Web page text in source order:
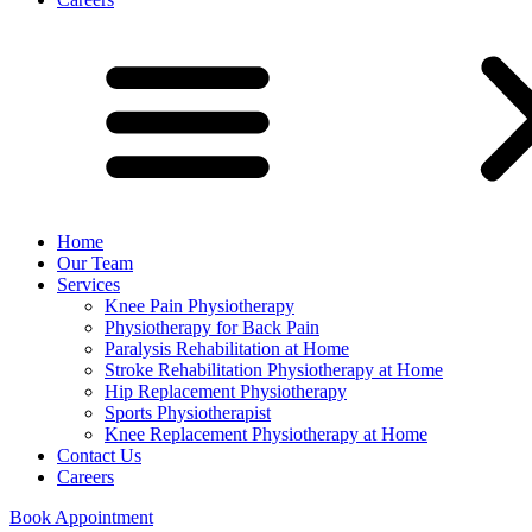
Home
Our Team
Services
Knee Pain Physiotherapy
Physiotherapy for Back Pain
Paralysis Rehabilitation at Home
Stroke Rehabilitation Physiotherapy at Home
Hip Replacement Physiotherapy
Sports Physiotherapist
Knee Replacement Physiotherapy at Home
Contact Us
Careers
Book Appointment